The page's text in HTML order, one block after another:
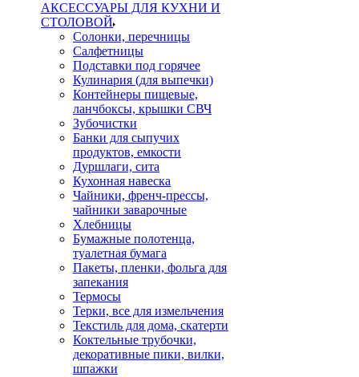
АКСЕССУАРЫ ДЛЯ КУХНИ И
СТОЛОВОЙ
Солонки, перечницы
Салфетницы
Подставки под горячее
Кулинария (для выпечки)
Контейнеры пищевые,
ланчбоксы, крышки СВЧ
Зубочистки
Банки для сыпучих
продуктов, емкости
Дуршлаги, сита
Кухонная навеска
Чайники, френч-прессы,
чайники заварочные
Хлебницы
Бумажные полотенца,
туалетная бумага
Пакеты, пленки, фольга для
запекания
Термосы
Терки, все для измельчения
Текстиль для дома, скатерти
Коктельные трубочки,
декоративные пики, вилки,
шпажки